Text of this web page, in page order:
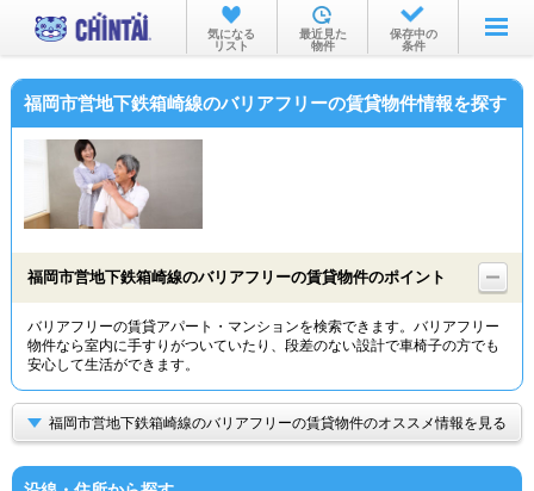
お部屋を探す
沿線・駅から
物件特集から
TOP
気になる
リスト
最近見た
物件
保存中の
条件
福岡市営地下鉄箱崎線のバリアフリーの賃貸物件情報を探す
福岡市営地下鉄箱崎線のバリアフリーの賃貸物件のポイント
バリアフリーの賃貸アパート・マンションを検索できます。バリアフリー
物件なら室内に手すりがついていたり、段差のない設計で車椅子の方でも
安心して生活ができます。
福岡市営地下鉄箱崎線のバリアフリーの賃貸物件のオススメ情報を見る